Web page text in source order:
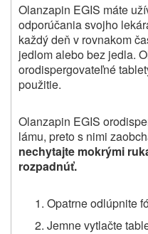
Olanzapin EGIS máte
odporúčania svojho
každý deň v rovnakom
jedlom alebo bez jedla.
orodispergovateľné
použitie.
Olanzapin EGIS
lámu, preto s nimi
nechytajte mokrými
rozpadnúť.
Opatrne odlúpnite
Jemne vytlačte